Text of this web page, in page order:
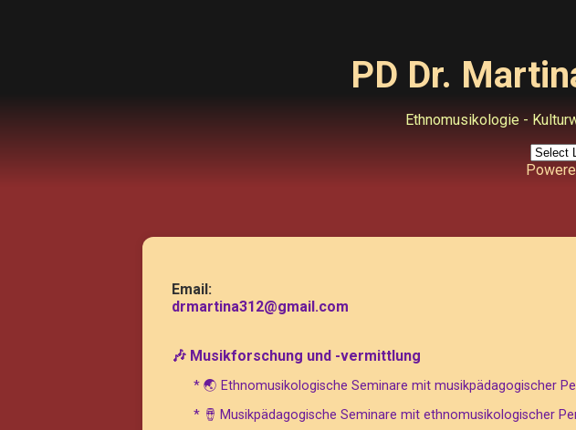
PD Dr.
Ethnomusikologie -
Email:
drmartina312@gmail.com
🎶 Musikforschung und -vermittlung
* 🌏 Ethnomusikologische Seminare mit musikpädagogischer
* 🪘 Musikpädagogische Seminare mit ethnomusikologischer